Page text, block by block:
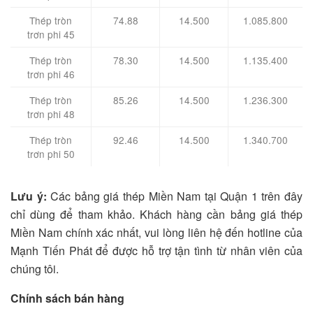
Thép tròn
trơn phi 45
74.88 14.500 1.085.800
Thép tròn
trơn phi 46
78.30 14.500 1.135.400
Thép tròn
trơn phi 48
85.26 14.500 1.236.300
Thép tròn
trơn phi 50
92.46 14.500 1.340.700
Lưu ý: Các bảng giá thép Miền Nam tại Quận 1 trên đây
chỉ dùng để tham khảo. Khách hàng cần bảng giá thép
Miền Nam chính xác nhất, vui lòng liên hệ đến hotline của
Mạnh Tiến Phát để được hỗ trợ tận tình từ nhân viên của
chúng tôi.
Chính sách bán hàng